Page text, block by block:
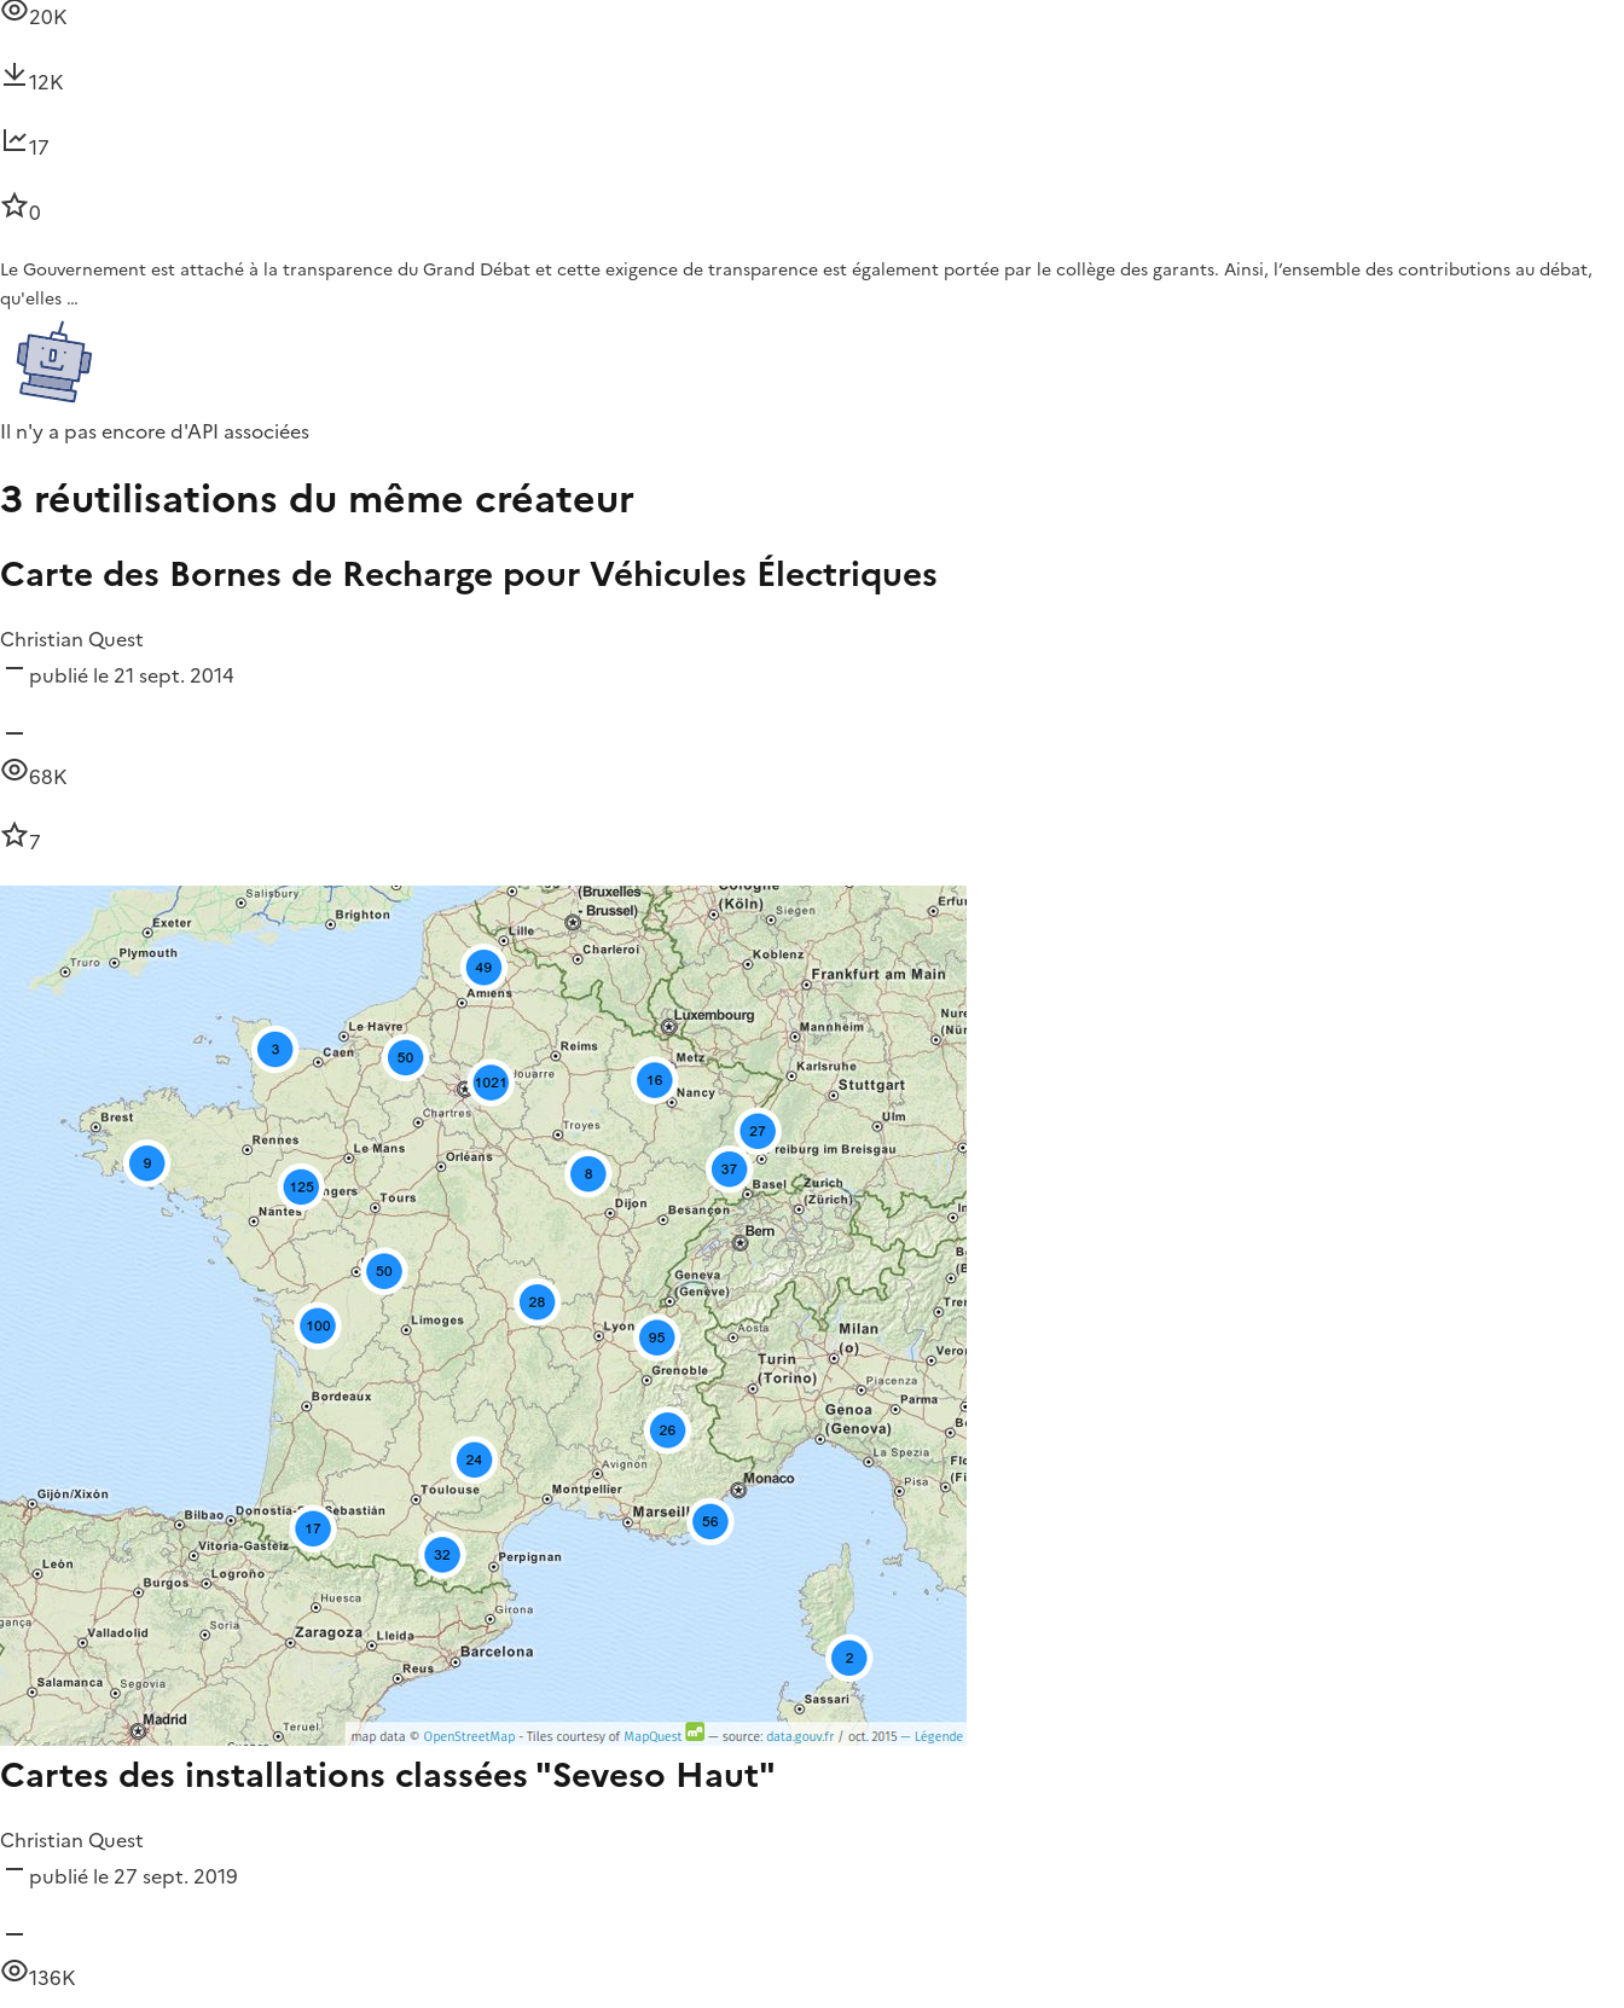
20K
12K
17
0
Le Gouvernement est attaché à la transparence du Grand Débat et cette exigence de transparence est également portée par le collège des garants. Ainsi, l’ensemble des contributions au débat,
qu'elles …
Il n'y a pas encore d'API associées
3 réutilisations du même créateur
Carte des Bornes de Recharge pour Véhicules Électriques
Christian Quest
publié le 21 sept. 2014
68K
7
Cartes des installations classées "Seveso Haut"
Christian Quest
publié le 27 sept. 2019
136K